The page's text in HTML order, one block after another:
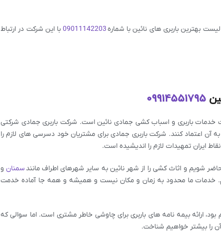
بهترین باربری های نائین با شماره09011142203با این شرکت در ارتباط
09914551795
خدمات باربری و اسباب کشی جمادی نائین است. شرکت باربری جمادی شرکتی
آن اعتماد کنند. شرکت باربری جمادی برای مشتریان خود دسرسی های لازم را
ایران تمهیدات لازم را اندیشیده است.
شویم و اثاث کشی را از شهر نائین به سایر شهرهای اطراف مانند سمنان و
خدمات ما محدود به زمان و مکان نیست و همیشه و همه جا آماده خدمت
ارائه بیمه نامه های باربری برای چاوشی خاطر مشتری است. اما سوالی که
را بیشتر خواهیم شناخت.